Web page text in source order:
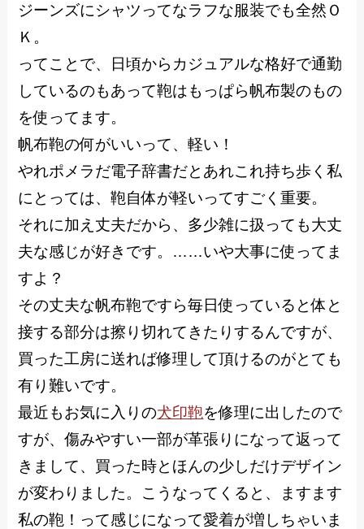
ジーンズにシャツってなラフな服装でも全然Ｏ
Ｋ。
ってことで、日頃からカジュアルな格好で通勤
しているのもあって鞄はもっぱら帆布製のもの
を使ってます。
帆布鞄の何がいいって、軽い！
やれポメラだ電子辞書だとあれこれ持ち歩く私
にとっては、鞄自体が軽いってすごく重要。
それに加え丈夫だから、多少雑に扱っても大丈
夫な感じが好きです。……いや大事に使ってま
すよ？
その丈夫な帆布鞄ですら毎日使っていると体と
接する部分は擦り切れてきたりするんですが、
買った工房に送れば修理して頂けるのがとても
有り難いです。
最近もお気に入りの犬印鞄を修理に出したので
すが、傷みやすい一部が革張りになって返って
きまして、買った時とほんの少しだけデザイン
が変わりました。こうなってくると、ますます
私の鞄！って感じになって愛着が増しちゃいま